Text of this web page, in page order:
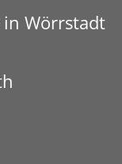
Wörrstadt